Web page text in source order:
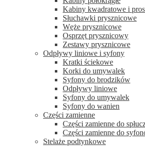
Kabiny kwadratowe i
Słuchawki prysznicowe
Węże prysznicowe
Osprzęt prysznicowy
Zestawy prysznicowe
Odpływy liniowe i syfony
Kratki ściekowe
Korki do umywalek
Syfony do brodzików
Odpływy liniowe
Syfony do umywalek
Syfony do wanien
Części zamienne
Części zamienne do
Części zamienne do
Stelaże podtynkowe